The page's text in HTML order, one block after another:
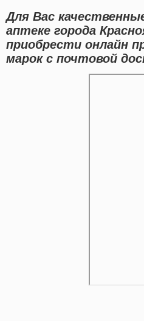
Для Вас
аптеке города
приобрести онлайн
марок с почтовой